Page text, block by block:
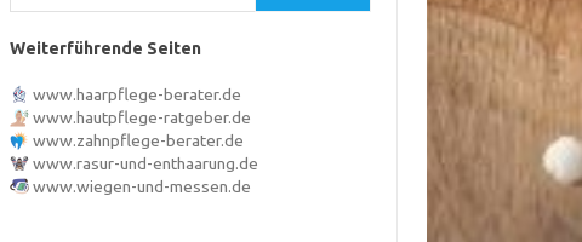
Weiterführende Seiten
www.haarpflege-berater.de
www.hautpflege-ratgeber.de
www.zahnpflege-berater.de
www.rasur-und-enthaarung.de
www.wiegen-und-messen.de